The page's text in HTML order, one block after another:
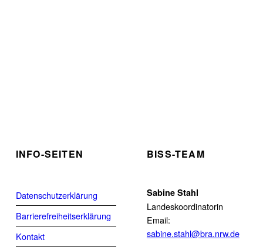
INFO-SEITEN
Datenschutzerklärung
Barrierefreiheitserklärung
Kontakt
BISS-TEAM
Sabine Stahl
Landeskoordinatorin
Email:
sabine.stahl@bra.nrw.de